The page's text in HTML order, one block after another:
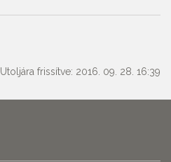
Utoljára frissítve: 2016. 09. 28. 16:39